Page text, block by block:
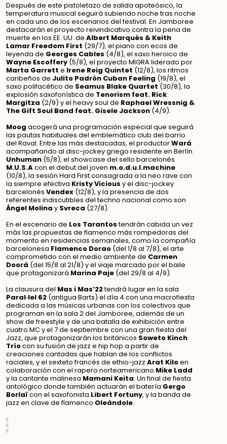
Después de este pistoletazo de salida apoteósico, la
temperatura musical seguirá subiendo noche tras noche
en cada uno de los escenarios del festival. En Jamboree
destacarán el proyecto reivindicativo contra la pena de
muerte en los EE. UU. deAlbert Marquès & Keith
Lamar Freedom First (29/7), el piano con ecos de
leyenda de Georges Cables (4/8), el saxo heroico de
Wayne Escoffery (5/8), el proyecto MIGRA liderado por
Marta Garrett e Irene Reig Quintet (12/8), los ritmos
caribeños de Julito Padrón Cuban Feeling (19/8), el
saxo polifacético de Seamus Blake Quartet (30/8), la
explosión saxofonística de Tenorism feat. Rick
Margitza (2/9) y el heavy soul de Raphael Wressnig &
The Gift Soul Band feat. Gisele Jackson (4/9).
Moog acogerá una programación especial que seguirá
las pautas habituales del emblemático club del barrio
del Raval. Entre las más destacadas, el productorWará
acompañando al disc-jockey griego residente en Berlín
Unhuman (5/8), el showcase del sello barcelonés
M.U.S.Acon el debut del joven m.o.d.u.l.machine
(10/8), la sesión Hard First consagrada a la neo rave con
la siempre efectiva Kristy Vicious y el disc-jockey
barcelonésVendex (12/8), y la presencia de dos
referentes indiscutibles del techno nacional como son
Ángel Molina y Svreca (27/8).
En el escenario de Los Tarantostendrán cabida un vez
más las propuestas de flamenco más rompedoras del
momento en residencias semanales, como la compañía
barcelonesa Flamenco Dorao (del 1/8 al 7/8), el arte
comprometido con el medio ambiente de Carmen
Doorá (del 15/8 al 21/8) y el viaje marcado por el baile
que protagonizará Marina Paje (del 29/8 al 4/9).
La clausura del Mas i Mas’22tendrá lugar en la sala
Paral·lel 62 (antigua Barts) el día 4 con una macrofiesta
dedicada a las músicas urbanas con los colectivos que
programan en la sala 2 del Jamboree, además de un
show de freestyle y de una batalla de exhibición entre
cuatro MC y el 7 de septiembre con una gran fiesta del
Jazz, que protagonizarán los británicos Soweto Kinch
Tríocon su fusión de jazz e hip hop a partir de
creaciones cantadas que hablan de los conflictos
raciales, y el sexteto francés de ethio-jazzArat Kiloen
colaboración con el rapero norteamericano Mike Ladd
y la cantante malinesa Mamani Keita. Un final de fiesta
antológico donde también actuarán el batería Gergo
Borlaïcon el saxofonista Libert Fortuny, y la banda de
jazz en clave de flamenco Oleándole.